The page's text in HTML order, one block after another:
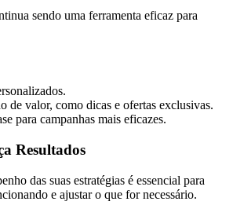
sendo uma ferramenta eficaz para
de valor, como dicas e ofertas exclusivas.
para campanhas mais eficazes.
Resultados
das suas estratégias é essencial para
e ajustar o que for necessário.